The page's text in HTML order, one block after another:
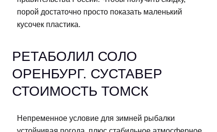
порой достаточно просто показать маленький
кусочек пластика.
РЕТАБОЛИЛ СОЛО
ОРЕНБУРГ. СУСТАВЕР
СТОИМОСТЬ ТОМСК
Непременное условие для зимней рыбалки